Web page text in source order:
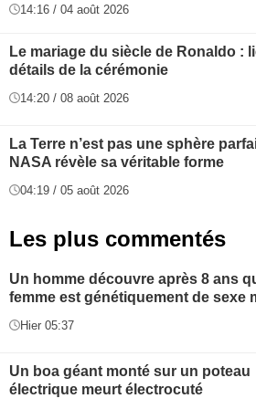
14:16 / 04 août 2026
Le mariage du siècle de Ronaldo :
détails de la cérémonie
14:20 / 08 août 2026
La Terre n’est pas une sphère
NASA révèle sa véritable forme
04:19 / 05 août 2026
Les plus commentés
Un homme découvre après 8 ans
femme est génétiquement de sexe
Hier 05:37
Un boa géant monté sur un poteau
électrique meurt électrocuté